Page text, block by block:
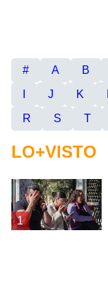
# A B
J K
R
S T
LO+VISTO
1